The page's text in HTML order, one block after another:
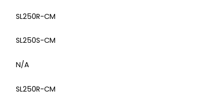
SL250R-CM
SL250S-CM
N/A
SL250R-CM